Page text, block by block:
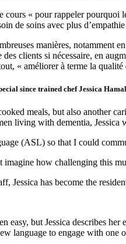
« pour rappeler pourquoi
de soins avec plus
manières, notamment
clients si nécessaire, en
« améliorer à terme la
since trained chef Jessica
meals, but also another
living with dementia, Jessica
(ASL) so that I could
how challenging this
Jessica has become the
but Jessica describes
language to engage with